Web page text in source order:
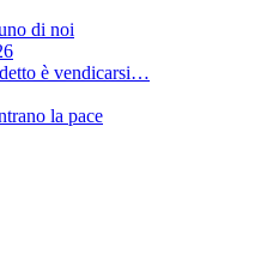
di noi
è vendicarsi…
la pace